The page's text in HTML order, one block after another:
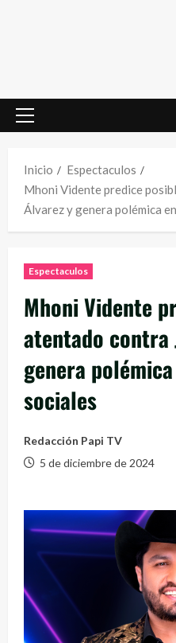
Menú
Inicio
Espectaculos
Mhoni Vidente predice
Álvarez y genera polémica
Espectaculos
Mhoni Vidente
atentado contra
genera
sociales
Redacción Papi TV
5 de diciembre de 2024